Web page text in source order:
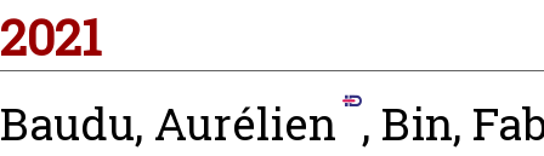
2021
Baudu, Aurélien , Bin,